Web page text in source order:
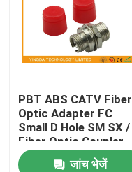
PBT ABS CATV Fiber
Optic Adapter FC
Small D Hole SM SX /
Fiber Optic Coupler
जांच भेजें